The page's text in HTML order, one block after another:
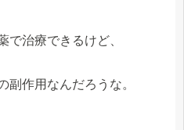
で治療できるけど、
副作用なんだろうな。